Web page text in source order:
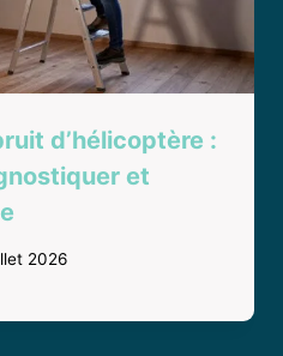
d’hélicoptère :
et
2026